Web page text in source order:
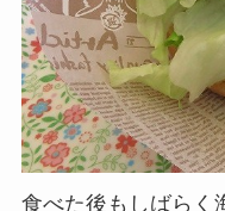
食べた後もしばらく